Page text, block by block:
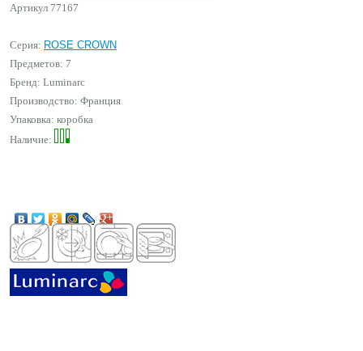
Артикул 77167
Серия: ROSE CROWN
Предметов: 7
Бренд: Luminarc
Производство: Франция
Упаковка: коробка
Наличие: